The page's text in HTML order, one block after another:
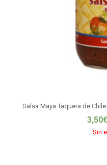
Salsa Maya Taquera de
3,50€
Sin